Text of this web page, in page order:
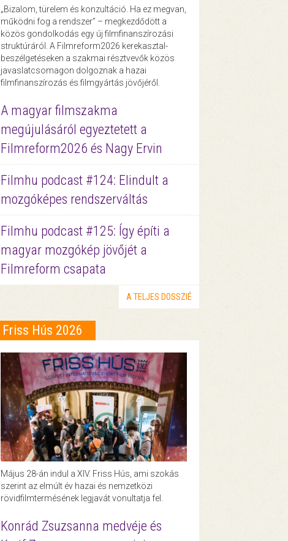
„Bizalom, türelem és konzultáció. Ha ez megvan,
működni fog a rendszer” – megkezdődött a
közös gondolkodás egy új filmfinanszírozási
struktúráról. A Filmreform2026 kerekasztal-
beszélgetéseken a szakmai résztvevők közös
javaslatcsomagon dolgoznak a hazai
filmfinanszírozás és filmgyártás jövőjéről.
A magyar filmszakma
megújulásáról egyeztetett a
Filmreform2026 és Nagy Ervin
Filmhu podcast #124: Elindult a
mozgóképes rendszerváltás
Filmhu podcast #125: Így építi a
magyar mozgókép jövőjét a
Filmreform csapata
A TELJES DOSSZIÉ
Friss Hús 2026
Május 28-án indul a XIV. Friss Hús, ami szokás
szerint az elmúlt év hazai és nemzetközi
rövidfilmtermésének legjavát vonultatja fel.
Konrád Zsuzsanna medvéje és